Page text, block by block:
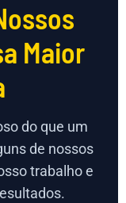
Maior
do que um
de nossos
trabalho e